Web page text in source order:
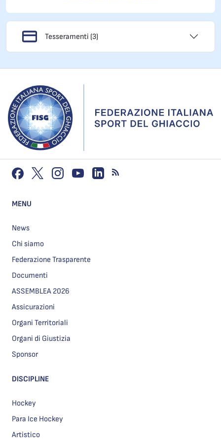
Tesseramenti (3)
MENU
News
Chi siamo
Federazione Trasparente
Documenti
ASSEMBLEA 2026
Assicurazioni
Organi Territoriali
Organi di Giustizia
Sponsor
DISCIPLINE
Hockey
Para Ice Hockey
Artistico